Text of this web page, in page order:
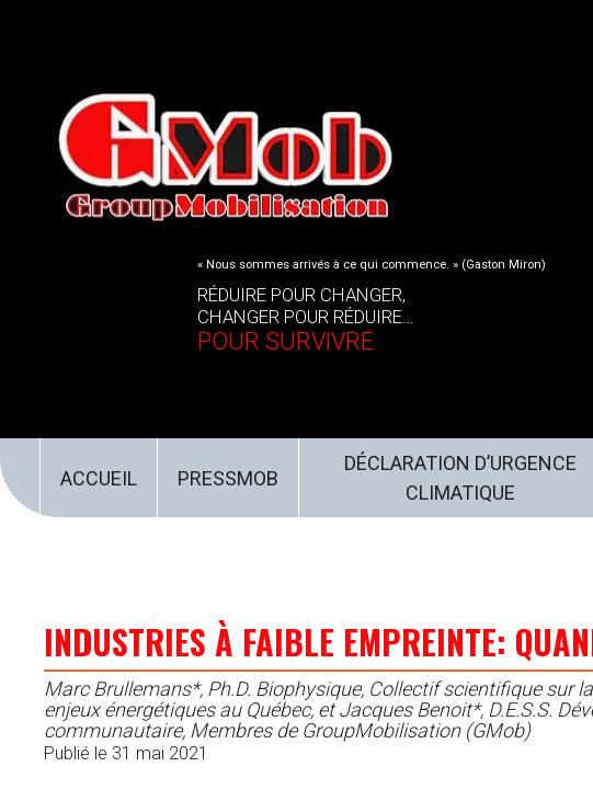
« Nous sommes arrivés à ce qui commence. » (Gaston Miron)
RÉDUIRE POUR CHANGER,
CHANGER POUR RÉDUIRE…
POUR SURVIVRE
ACCUEIL PRESSMOB
DÉCLARATION D’URGENCE
CLIMATIQUE
INDUSTRIES À FAIBLE EMPREINTE:
Marc Brullemans*, Ph.D. Biophysique, Collectif scientifique sur
enjeux énergétiques au Québec, et Jacques Benoit*, D.E.S.S.
communautaire, Membres de GroupMobilisation (GMob)
Publié le 31 mai 2021